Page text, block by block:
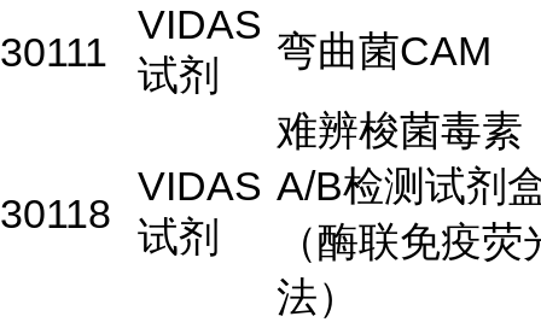
30111
VIDAS
试剂
弯曲菌CAM
30118
VIDAS
试剂
难辨梭菌毒素
A/B检测试剂
（酶联免疫荧
法）